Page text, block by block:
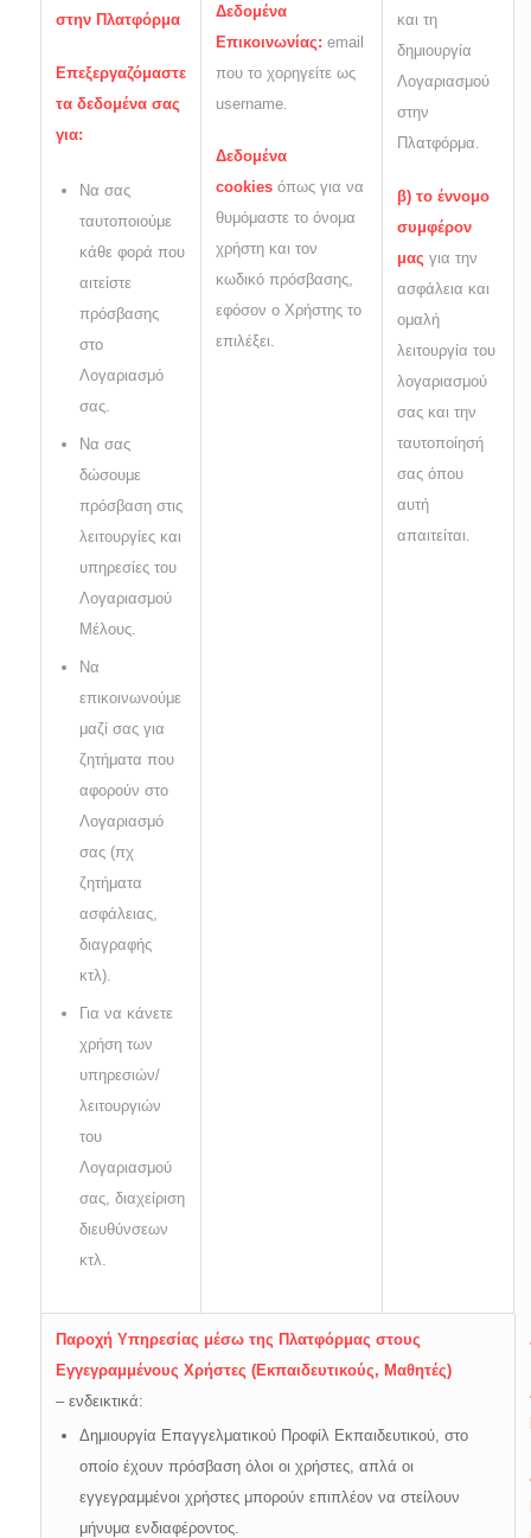
στην Πλατφόρμα
Επεξεργαζόμαστε
τα δεδομένα σας
για:
Να σας
ταυτοποιούμε
κάθε φορά που
αιτείστε
πρόσβασης
στο
Λογαριασμό
σας.
Να σας
δώσουμε
πρόσβαση στις
λειτουργίες και
υπηρεσίες του
Λογαριασμού
Μέλους.
Να
επικοινωνούμε
μαζί σας για
ζητήματα που
αφορούν στο
Λογαριασμό
σας (πχ
ζητήματα
ασφάλειας,
διαγραφής
κτλ).
Για να κάνετε
χρήση των
υπηρεσιών/
λειτουργιών
του
Λογαριασμού
σας, διαχείριση
διευθύνσεων
κτλ.
Δεδομένα
Επικοινωνίας: email
που το χορηγείτε ως
username.
Δεδομένα
cookiesόπως για να
θυμόμαστε το όνομα
χρήστη και τον
κωδικό πρόσβασης,
εφόσον ο Χρήστης το
επιλέξει.
και τη
δημιουργία
Λογαριασμού
στην
Πλατφόρμα.
β) το έννομο
συμφέρον
μας για την
ασφάλεια και
ομαλή
λειτουργία του
λογαριασμού
σας και την
ταυτοποίησή
σας όπου
αυτή
απαιτείται.
Παροχή Υπηρεσίας μέσω της Πλατφόρμας στους
Εγγεγραμμένους Χρήστες (Εκπαιδευτικούς, Μαθητές)
– ενδεικτικά:
Δημιουργία Επαγγελματικού Προφίλ Εκπαιδευτικού, στο
οποίο έχουν πρόσβαση όλοι οι χρήστες, απλά οι
εγγεγραμμένοι χρήστες μπορούν επιπλέον να στείλουν
μήνυμα ενδιαφέροντος.